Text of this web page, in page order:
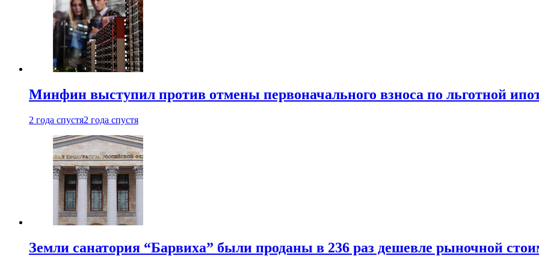
Минфин выступил против отмены первоначального взноса по льготной
2 года спустя2 года спустя
Земли санатория “Барвиха” были проданы в 236 раз дешевле рыночной